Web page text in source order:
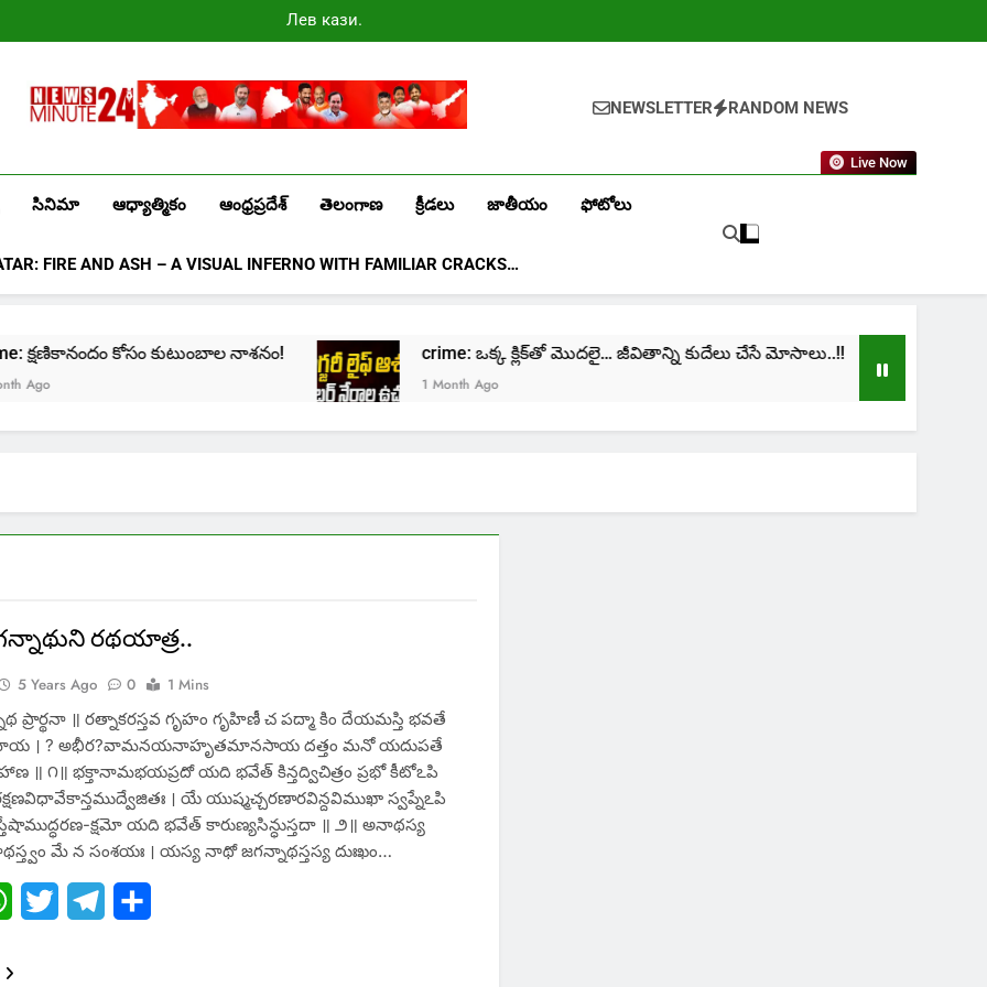
Лев казино
промокоды
Newsminute24
NEWSLETTER RANDOM NEWS
Live Now
సినిమా ఆధ్యాత్మికం ఆంధ్రప్రదేశ్ తెలంగాణ క్రీడలు జాతీయం ఫోటోలు
FIRE AND ASH – A VISUAL INFERNO WITH FAMILIAR CRACKS…
crime: క్షణికానందం కోసం కుటుంబాల నాశనం! crime: ఒక్క క్లిక్‌తో మొదలై… జీవితాన్ని కుదేలు చేసే మోసాలు..!!
1 Month Ago
రథయాత్ర..
5 Years Ago 0
1 Mins
ప్రార్థనా ॥ రత్నాకరస్తవ గృహం గృహిణీ చ పద్మా కిం దేయమస్తి భవతే
। ? అభీర?వామనయనాహృతమానసాయ దత్తం మనో యదుపతే
॥ ౧॥ భక్తానామభయప్రదో యది భవేత్ కిన్తద్విచిత్రం ప్రభో కీటోఽపి
। యే యుష్మచ్చరణారవిన్దవిముఖా స్వప్నేఽపి
క్షమో యది భవేత్ కారుణ్యసిన్ధుస్తదా ॥ ౨॥ అనాథస్య
మే న సంశయః । యస్య నాథో జగన్నాథస్తస్య దుఃఖం…
WhatsApp
Twitter Telegram